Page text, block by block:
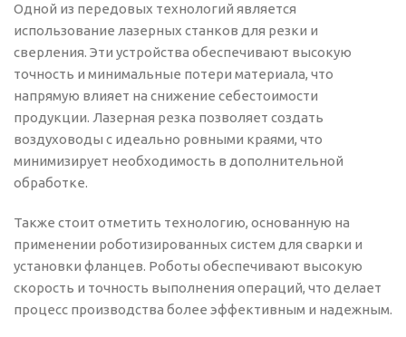
Одной из передовых технологий является
использование лазерных станков для резки и
сверления. Эти устройства обеспечивают высокую
точность и минимальные потери материала, что
напрямую влияет на снижение себестоимости
продукции. Лазерная резка позволяет создать
воздуховоды с идеально ровными краями, что
минимизирует необходимость в дополнительной
обработке.
Также стоит отметить технологию, основанную на
применении роботизированных систем для сварки и
установки фланцев. Роботы обеспечивают высокую
скорость и точность выполнения операций, что делает
процесс производства более эффективным и надежным.